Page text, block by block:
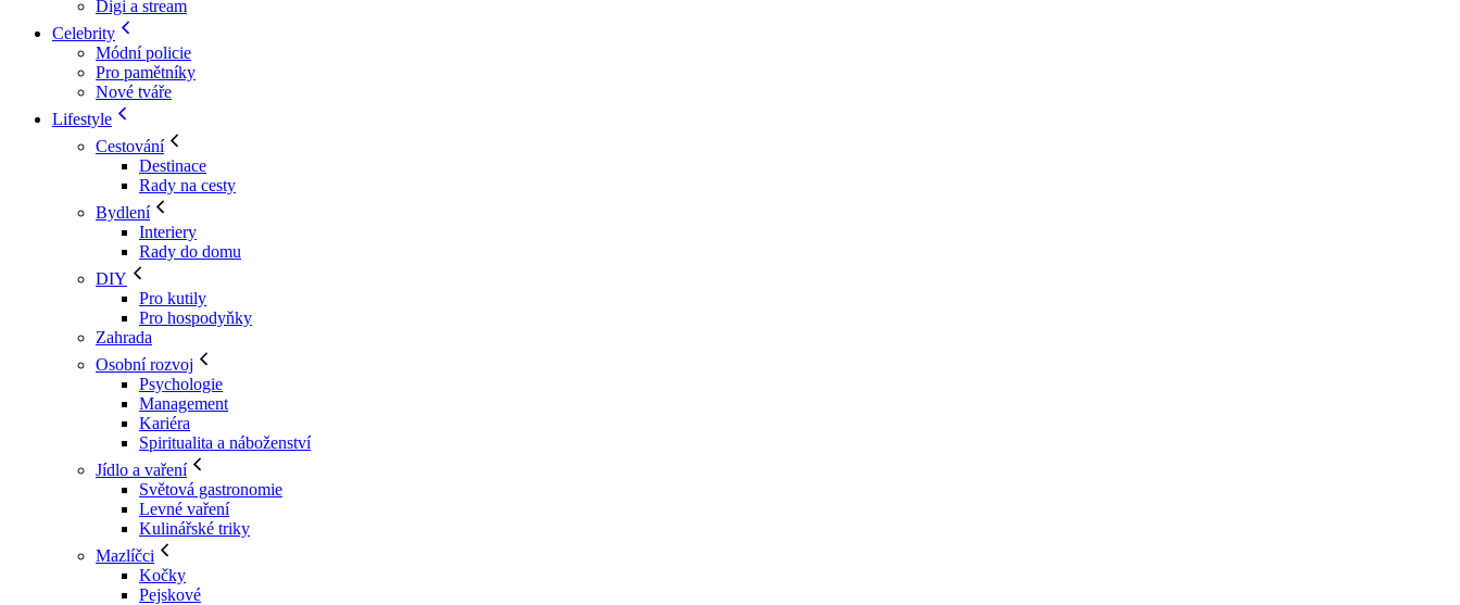
Digi a stream
Celebrity
Módní policie
Pro pamětníky
Nové tváře
Lifestyle
Cestování
Destinace
Rady na cesty
Bydlení
Interiery
Rady do domu
DIY
Pro kutily
Pro hospodyňky
Zahrada
Osobní rozvoj
Psychologie
Management
Kariéra
Spiritualita a náboženství
Jídlo a vaření
Světová gastronomie
Levné vaření
Kulinářské triky
Mazlíčci
Kočky
Pejskové